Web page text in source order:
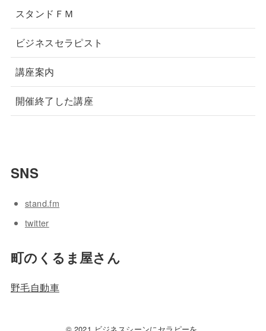
スタンドＦＭ
ビジネスセラピスト
講座案内
開催終了した講座
SNS
stand.fm
twitter
町のくるま屋さん
野毛自動車